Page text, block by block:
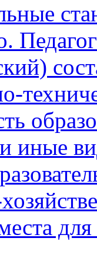
иные